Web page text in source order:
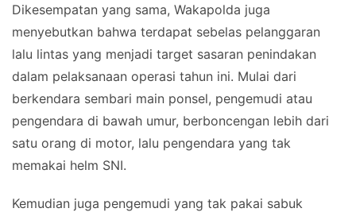
Dikesempatan yang sama, Wakapolda juga
menyebutkan bahwa terdapat sebelas pelanggaran
lalu lintas yang menjadi target sasaran penindakan
dalam pelaksanaan operasi tahun ini. Mulai dari
berkendara sembari main ponsel, pengemudi atau
pengendara di bawah umur, berboncengan lebih dari
satu orang di motor, lalu pengendara yang tak
memakai helm SNI.
Kemudian juga pengemudi yang tak pakai sabuk